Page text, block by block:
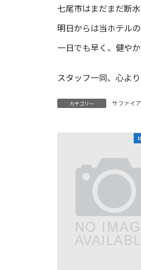
七尾市はまだまだ断
明日からは当ホテル
一日でも早く、健や
スタッフ一同、心よ
カテゴリー サファイア